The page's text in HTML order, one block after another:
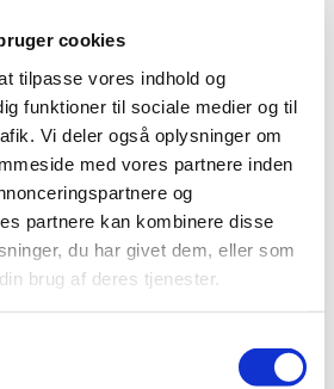
cookies
tilpasse vores indhold og
funktioner til sociale medier og til
Vi deler også oplysninger om
med vores partnere inden
og
partnere kan kombinere disse
du har givet dem, eller som
brug af deres tjenester.
elbiler
kommuner elbiler?
for det offentlige
i kommuner
i byen
ladeinfrastruktur?
ladeinfrastruktur